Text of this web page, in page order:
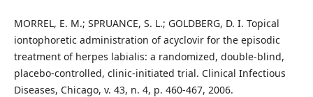
MORREL, E. M.; SPRUANCE, S. L.; GOLDBERG, D. I. Topical
iontophoretic administration of acyclovir for the episodic
treatment of herpes labialis: a randomized, double-blind,
placebo-controlled, clinic-initiated trial. Clinical Infectious
Diseases, Chicago, v. 43, n. 4, p. 460-467, 2006.